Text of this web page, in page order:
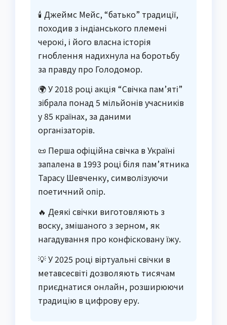
🕯️ Джеймс Мейс, “батько” традиції,
походив з індіанського племені
черокі, і його власна історія
гноблення надихнула на боротьбу
за правду про Голодомор.
🌍 У 2018 році акція “Свічка пам’яті”
зібрала понад 5 мільйонів учасників
у 85 країнах, за даними
організаторів.
📜 Перша офіційна свічка в Україні
запалена в 1993 році біля пам’ятника
Тарасу Шевченку, символізуючи
поетичний опір.
🔥 Деякі свічки виготовляють з
воску, змішаного з зерном, як
нагадування про конфісковану їжу.
💡 У 2025 році віртуальні свічки в
метавсесвіті дозволяють тисячам
приєднатися онлайн, розширюючи
традицію в цифрову еру.